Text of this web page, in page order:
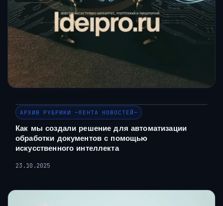
АРХИВ РУБРИКИ ~ЛЕНТА НОВОСТЕЙ~
Как мы создали решение для автоматизации
обработки документов с помощью
искусственного интеллекта
23.10.2025